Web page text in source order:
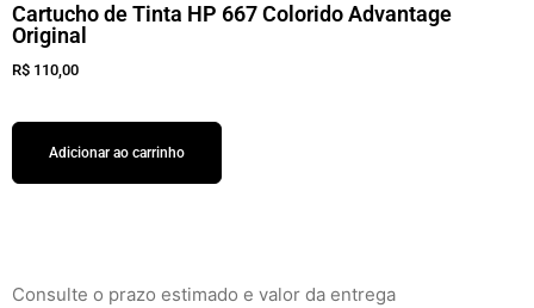
Cartucho de Tinta HP 667 Colorido Advantage
Original
R$ 110,00
Adicionar ao carrinho
Consulte o prazo estimado e valor da entrega